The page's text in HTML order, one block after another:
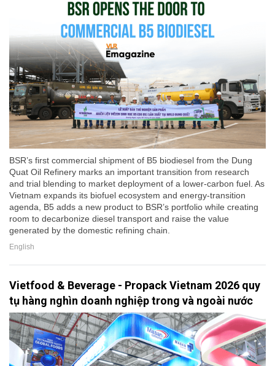
BSR’s first commercial shipment of B5 biodiesel from the Dung
Quat Oil Refinery marks an important transition from research
and trial blending to market deployment of a lower-carbon fuel. As
Vietnam expands its biofuel ecosystem and energy-transition
agenda, B5 adds a new product to BSR’s portfolio while creating
room to decarbonize diesel transport and raise the value
generated by the domestic refining chain.
English
Vietfood & Beverage - Propack Vietnam 2026 quy
tụ hàng nghìn doanh nghiệp trong và ngoài nước